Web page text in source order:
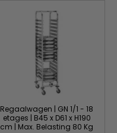
Regaalwagen | GN 1/1 - 18
etages | B45 x D61 x H190
cm | Max. Belasting 80 Kg